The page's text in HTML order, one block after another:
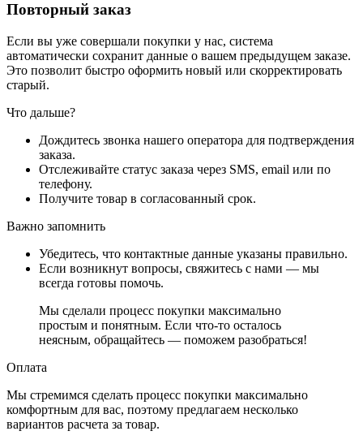
Повторный заказ
Если вы уже совершали покупки у нас, система
автоматически сохранит данные о вашем предыдущем заказе.
Это позволит быстро оформить новый или скорректировать
старый.
Что дальше?
Дождитесь звонка нашего оператора для подтверждения
заказа.
Отслеживайте статус заказа через SMS, email или по
телефону.
Получите товар в согласованный срок.
Важно запомнить
Убедитесь, что контактные данные указаны правильно.
Если возникнут вопросы, свяжитесь с нами — мы
всегда готовы помочь.
Мы сделали процесс покупки максимально
простым и понятным. Если что-то осталось
неясным, обращайтесь — поможем разобраться!
Оплата
Мы стремимся сделать процесс покупки максимально
комфортным для вас, поэтому предлагаем несколько
вариантов расчета за товар.